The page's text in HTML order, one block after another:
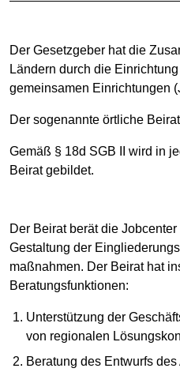
Der Gesetzgeber hat die
Ländern durch die
gemeinsamen Einrichtungen
Der sogenannte örtliche
Gemäß § 18d SGB II wird in
Beirat gebildet.
Der Beirat berät die
Gestaltung der
maßnahmen. Der Beirat hat
Beratungsfunktionen:
Unterstützung der
von regionalen
Beratung des Entwurfs